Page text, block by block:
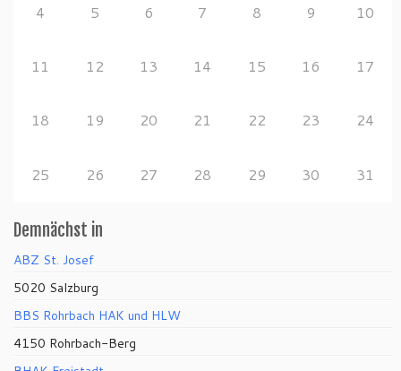
4 5 6 7 8 9 10
11 12 13 14 15 16 17
18 19 20 21 22 23 24
25 26 27 28 29 30 31
Demnächst in
ABZ St. Josef
5020 Salzburg
BBS Rohrbach HAK und HLW
4150 Rohrbach-Berg